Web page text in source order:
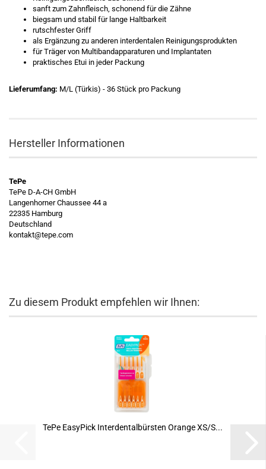
sanft zum Zahnfleisch, schonend für die Zähne
biegsam und stabil für lange Haltbarkeit
rutschfester Griff
als Ergänzung zu anderen interdentalen Reinigungsprodukten
für Träger von Multibandapparaturen und Implantaten
praktisches Etui in jeder Packung
Lieferumfang: M/L (Türkis) - 36 Stück pro Packung
Hersteller Informationen
TePe
TePe D-A-CH GmbH
Langenhorner Chaussee 44 a
22335 Hamburg
Deutschland
kontakt@tepe.com
Zu diesem Produkt empfehlen wir Ihnen:
TePe EasyPick Interdentalbürsten Orange XS/S...